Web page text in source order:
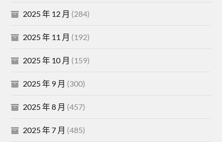
2025 年 12 月 (284)
2025 年 11 月 (192)
2025 年 10 月 (159)
2025 年 9 月 (300)
2025 年 8 月 (457)
2025 年 7 月 (485)